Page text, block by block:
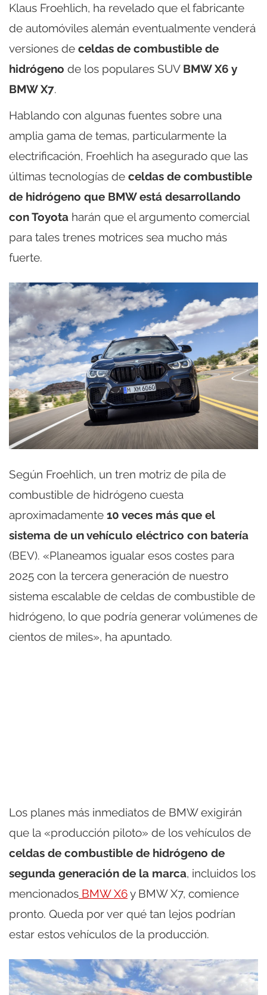
Klaus Froehlich, ha revelado que el fabricante
de automóviles alemán eventualmente venderá
versiones de celdas de combustible de
hidrógeno de los populares SUV BMW X6 y
BMW X7.
Hablando con algunas fuentes sobre una
amplia gama de temas, particularmente la
electrificación, Froehlich ha asegurado que las
últimas tecnologías de celdas de combustible
de hidrógeno que BMW está desarrollando
con Toyota harán que el argumento comercial
para tales trenes motrices sea mucho más
fuerte.
Según Froehlich, un tren motriz de pila de
combustible de hidrógeno cuesta
aproximadamente 10 veces más que el
sistema de un vehículo eléctrico con batería
(BEV). «Planeamos igualar esos costes para
2025 con la tercera generación de nuestro
sistema escalable de celdas de combustible de
hidrógeno, lo que podría generar volúmenes de
cientos de miles», ha apuntado.
Los planes más inmediatos de BMW exigirán
que la «producción piloto» de los vehículos de
celdas de combustible de hidrógeno de
segunda generación de la marca, incluidos los
mencionados BMW X6y BMW X7, comience
pronto. Queda por ver qué tan lejos podrían
estar estos vehículos de la producción.